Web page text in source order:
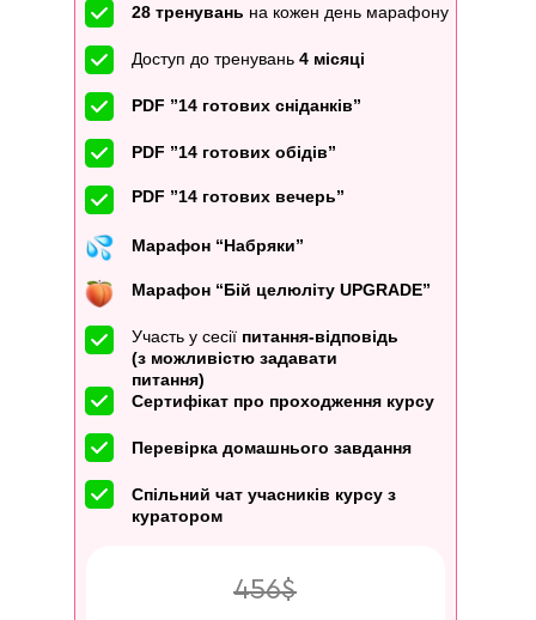
Марафон “Бій целюліту UPGRADE”
Марафон “Набряки”
PDF ”14 готових вечерь”
PDF ”14 готових обідів”
PDF ”14 готових сніданків”
Доступ до тренувань 4 місяці
28 тренувань на кожен день марафону
Сертифікат про проходження курсу
Перевірка домашнього завдання
Спільний чат учасників курсу з
куратором
Участь у сесії питання-відповідь
(з можливістю задавати
питання)
456$